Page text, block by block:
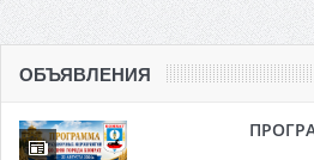
ОБЪЯВЛЕНИЯ